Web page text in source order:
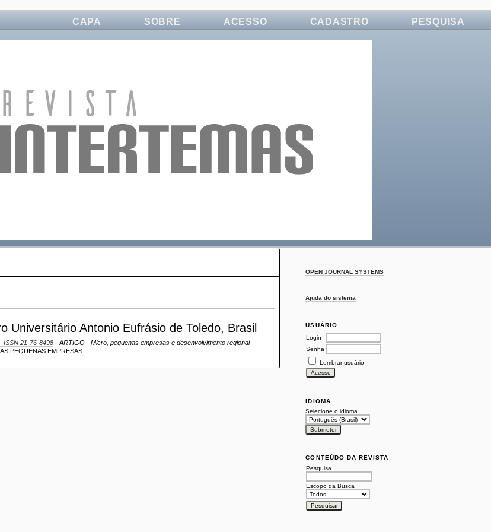
OPEN JOURNAL SYSTEMS
Ajuda do sistema
USUÁRIO
Login
Senha
Lembrar usuário
IDIOMA
Selecione o idioma
CONTEÚDO DA REVISTA
Pesquisa
Escopo da Busca
CAPA SOBRE ACESSO CADASTRO PESQUISA
Universitário Antonio Eufrásio de Toledo, Brasil
ISSN 21-76-8498 - ARTIGO - Micro, pequenas empresas e desenvolvimento regional
PEQUENAS EMPRESAS.